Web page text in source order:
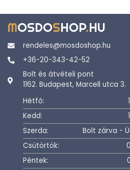
MOSDOSHOP.HU
rendeles@mosdoshop.hu
+36-20-343-42-52
Bolt és átvételi pont
1162. Budapest, Marcell utca 3.
Hétfő:
Kedd:
Szerda:
Bolt zárva -
Csütörtök:
Péntek: